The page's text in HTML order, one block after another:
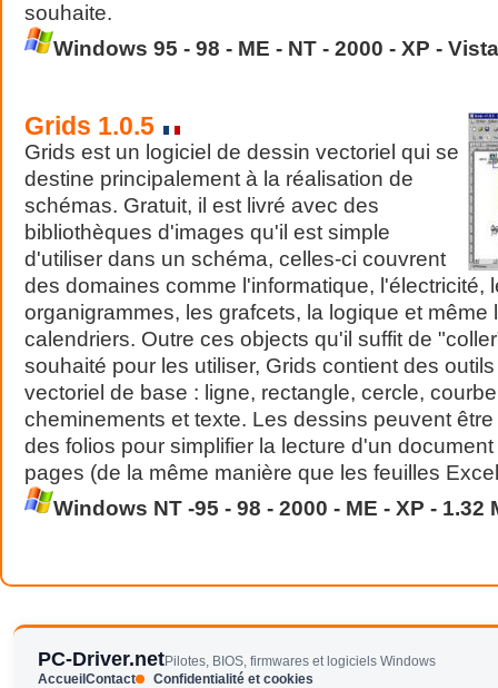
souhaite.
Windows 95 - 98 - ME - NT - 2000 - XP -
Grids 1.0.5
Grids est un logiciel de dessin vectoriel qui se
destine principalement à la réalisation de
schémas. Gratuit, il est livré avec des
bibliothèques d'images qu'il est simple
d'utiliser dans un schéma, celles-ci couvrent
des domaines comme l'informatique, l'électricité,
organigrammes, les grafcets, la logique et même
calendriers. Outre ces objects qu'il suffit de
souhaité pour les utiliser, Grids contient des
vectoriel de base : ligne, rectangle, cercle,
cheminements et texte. Les dessins peuvent
des folios pour simplifier la lecture d'un
pages (de la même manière que les feuilles
Windows NT -95 - 98 - 2000 - ME - XP - 1.32
PC-Driver.netPilotes, BIOS, firmwares et logiciels Windows
Accueil Contact Confidentialité et cookies